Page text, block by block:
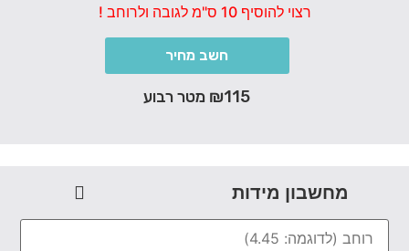
רצוי להוסיף 10 ס"מ לגובה ולרוחב !
חשב מחיר
₪115 מטר רבוע
מחשבון מידות